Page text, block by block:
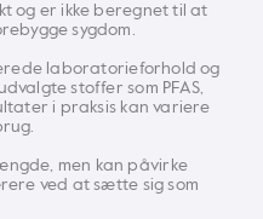
og er ikke beregnet til at
sygdom.
laboratorieforhold og
stoffer som PFAS,
i praksis kan variere
men kan påvirke
ved at sætte sig som